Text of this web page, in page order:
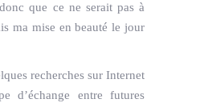
que ce ne serait pas à
ma mise en beauté le jour
recherches sur Internet
d’échange entre futures